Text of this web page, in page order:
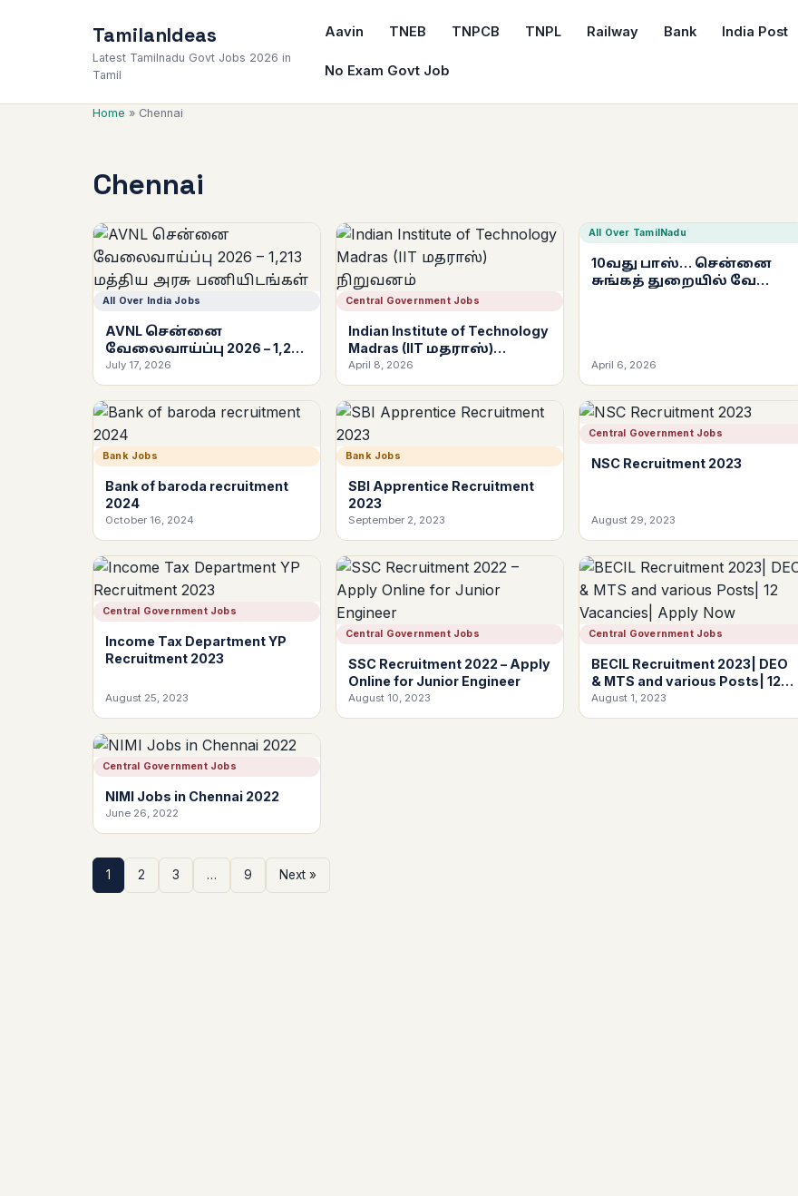
TamilanIdeas
Latest Tamilnadu Govt Jobs 2026 in
Tamil
Aavin TNEB TNPCB TNPL Railway Bank India Post
No Exam Govt Job
Home » Chennai
Chennai
All Over India Jobs
AVNL சென்னை
வேலைவாய்ப்பு 2026 – 1,213
மத்திய அரசு
பணியிடங்கள்
July 17, 2026
Central Government Jobs
Indian Institute of Technology
Madras (IIT மதராஸ்)
நிறுவனம்
April 8, 2026
All Over TamilNadu
10வது பாஸ்… சென்னை
சுங்கத் துறையில் வேலை
Recruitment 2026)
April 6, 2026
Bank Jobs
Bank of baroda recruitment
2024
October 16, 2024
Bank Jobs
SBI Apprentice Recruitment
2023
September 2, 2023
Central Government Jobs
NSC Recruitment 2023
August 29, 2023
Central Government Jobs
Income Tax Department YP
Recruitment 2023
August 25, 2023
Central Government Jobs
SSC Recruitment 2022 – Apply
Online for Junior Engineer
August 10, 2023
Central Government Jobs
BECIL Recruitment 2023| DEO
& MTS and various Posts| 12
Vacancies| Apply Now
August 1, 2023
Central Government Jobs
NIMI Jobs in Chennai 2022
June 26, 2022
1 2 3 … 9 Next »